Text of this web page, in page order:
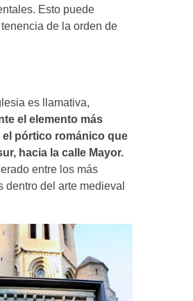
Esto puede
de la orden de
es llamativa,
el elemento más
el pórtico románico que
hacia la calle Mayor.
entre los más
dentro del arte medieval